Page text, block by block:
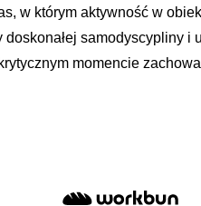
w którym aktywność w
samodyscypliny i
momencie